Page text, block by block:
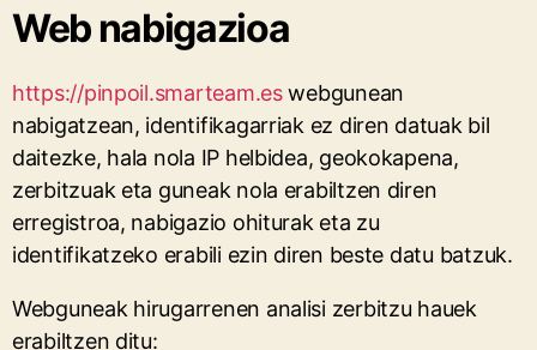
Web nabigazioa
https://pinpoil.smarteam.eswebgunean
nabigatzean, identifikagarriak ez diren datuak bil
daitezke, hala nola IP helbidea, geokokapena,
zerbitzuak eta guneak nola erabiltzen diren
erregistroa, nabigazio ohiturak eta zu
identifikatzeko erabili ezin diren beste datu batzuk.
Webguneak hirugarrenen analisi zerbitzu hauek
erabiltzen ditu: